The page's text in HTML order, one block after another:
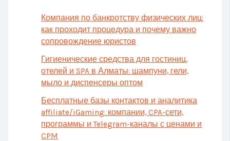
Компания по банкротству физических лиц:
как проходит процедура и почему важно
сопровождение юристов
Гигиенические средства для гостиниц,
отелей и SPA в Алматы: шампуни, гели,
мыло и диспенсеры оптом
Бесплатные базы контактов и аналитика
affiliate/iGaming: компании, CPA-сети,
программы и Telegram-каналы с ценами и
CPM